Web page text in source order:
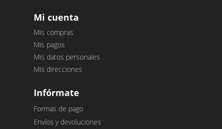
Mi cuenta
Mis compras
Mis pagos
Mis datos personales
Mis direcciones
Infórmate
Formas de pago
Envíos y devoluciones